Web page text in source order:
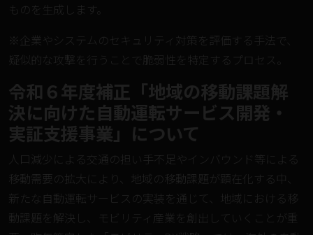
ものを生成します。
※企業やシステムのセキュリティ対策を評価する手法で、
疑似的な攻撃を行うことで脆弱性を特定するプロセス。
令和６年度補正「地域の移動課題解
決に向けた自動運転サービス開発・
実証支援事業」について
人口減少による交通の担い手不足やインバウンド等による
移動需要の拡大により、地域の移動課題が顕在化する中、
新たな自動運転サービスの実装を通じて、地域における移
動課題を解決し、モビリティ産業を創出していくことが重